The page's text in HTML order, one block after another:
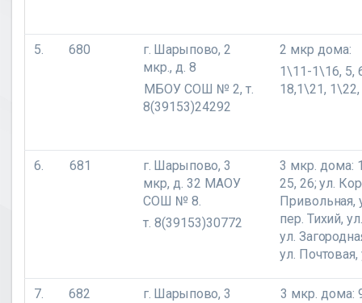
5. 680 г. Шарыпово, 2
мкр., д. 8
МБОУ СОШ № 2, т.
8(39153)24292
2 мкр дома:
1\11-1\16, 5,
18,1\21,
6. 681 г. Шарыпово, 3
мкр, д. 32 МАОУ
СОШ № 8.
т. 8(39153)30772
3 мкр. дома:
25, 26; ул.
Привольная,
пер. Тихий,
ул.
ул.
7. 682 г. Шарыпово, 3
3 мкр. дома: